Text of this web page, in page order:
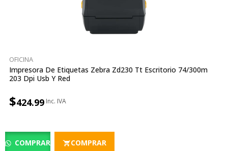
OFICINA
Impresora De Etiquetas Zebra Zd230 Tt Escritorio 74/300m
203 Dpi Usb Y Red
$424.99
COMPRAR COMPRAR